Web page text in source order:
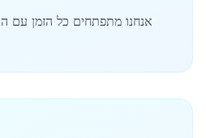
אנחנו מתפתחים כל הזמן עם